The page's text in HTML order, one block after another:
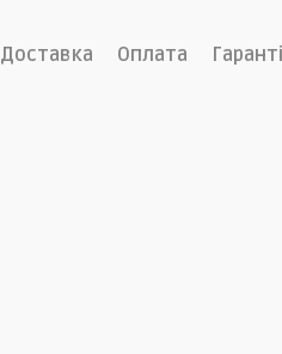
Доставка Оплата